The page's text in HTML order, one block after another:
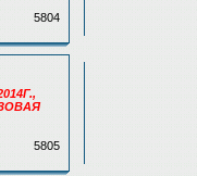
5804
5805